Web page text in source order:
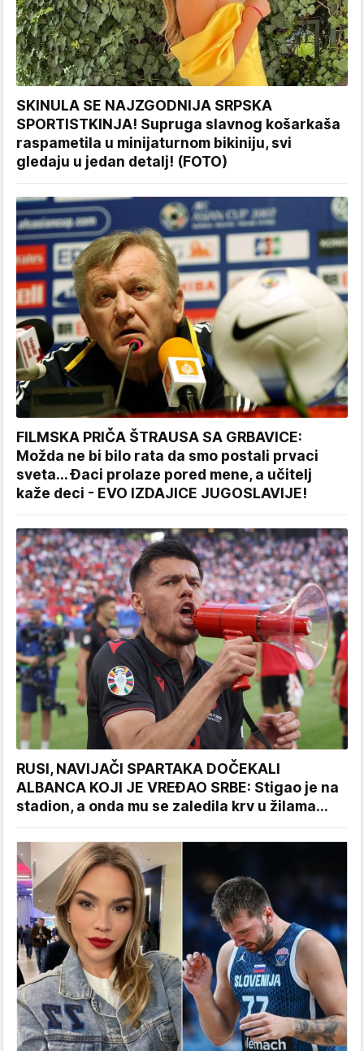
SKINULA SE NAJZGODNIJA SRPSKA
SPORTISTKINJA! Supruga slavnog košarkaša
raspametila u minijaturnom bikiniju, svi
gledaju u jedan detalj! (FOTO)
FILMSKA PRIČA ŠTRAUSA SA GRBAVICE:
Možda ne bi bilo rata da smo postali prvaci
sveta... Đaci prolaze pored mene, a učitelj
kaže deci - EVO IZDAJICE JUGOSLAVIJE!
RUSI, NAVIJAČI SPARTAKA DOČEKALI
ALBANCA KOJI JE VREĐAO SRBE: Stigao je na
stadion, a onda mu se zaledila krv u žilama...